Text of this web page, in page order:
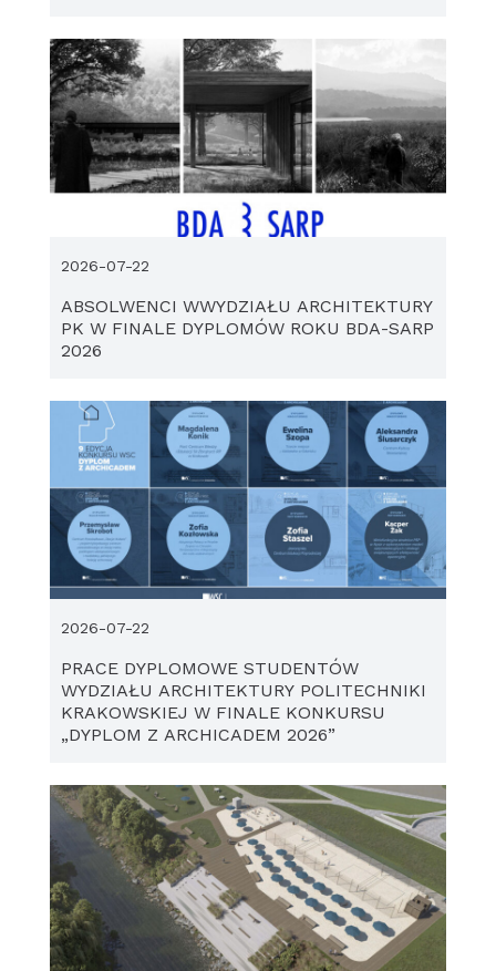
ABSOLWENCI WWYDZIAŁU ARCHITEKTURY
PK W FINALE DYPLOMÓW ROKU BDA-SARP
2026
2026-07-22
PRACE DYPLOMOWE STUDENTÓW
WYDZIAŁU ARCHITEKTURY POLITECHNIKI
KRAKOWSKIEJ W FINALE KONKURSU
„DYPLOM Z ARCHICADEM 2026”
2026-07-22